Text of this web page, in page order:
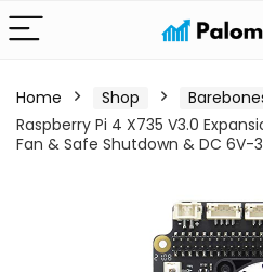
Home Shop
Raspberry Pi 4 X735 V3.0
Fan & Safe Shutdown & DC